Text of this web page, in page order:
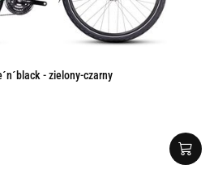
- zielony-czarny